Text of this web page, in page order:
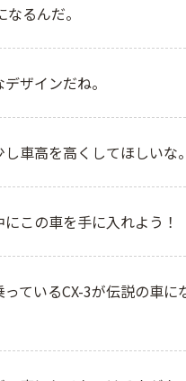
なるんだ。
ザインだね。
車高を高くしてほしいな。
この車を手に入れよう！
っているCX-3が伝説の車に